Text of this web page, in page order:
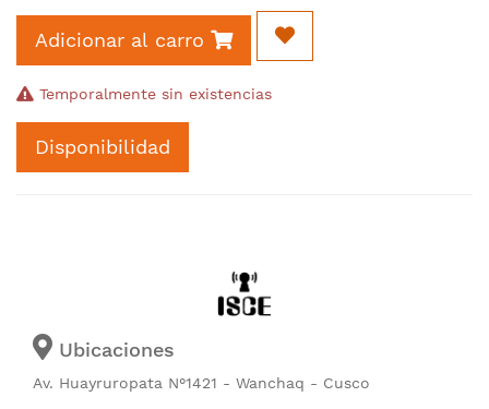
Adicionar al carro
Temporalmente sin existencias
Disponibilidad
Ubicaciones
Av. Huayruropata N°1421 - Wanchaq - Cusco